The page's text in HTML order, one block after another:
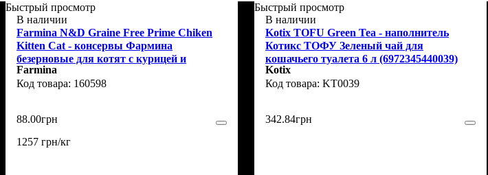
Быстрый просмотр
В наличии
Farmina N&D Graine Free Prime Chiken
Kitten Cat - консервы Фармина
безерновые для котят с курицей и
гранатом 70 г
Farmina
160598
88.00грн
1257 грн/кг
Быстрый просмотр
В наличии
Kotix TOFU Green Tea - наполнитель
Котикс ТОФУ Зеленый чай для
кошачьего туалета 6 л (6972345440039)
Kotix
KT0039
342.84грн